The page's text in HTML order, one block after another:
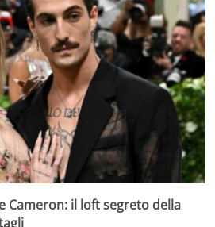
Cameron: il loft segreto della